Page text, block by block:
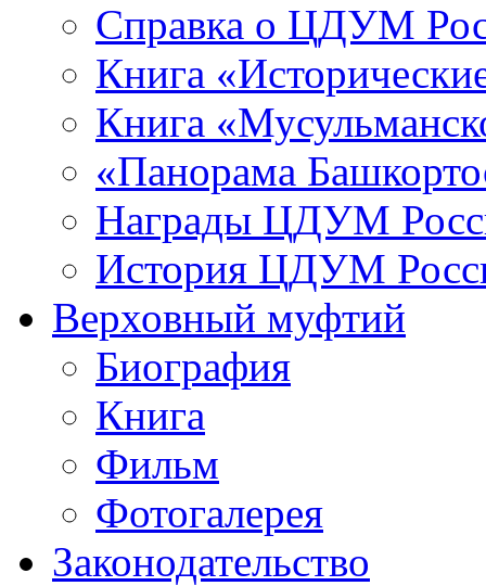
Справка о ЦДУМ
Книга
Книга
«Панорама
Награды ЦДУМ
История ЦДУМ
Верховный муфтий
Биография
Книга
Фильм
Фотогалерея
Законодательство